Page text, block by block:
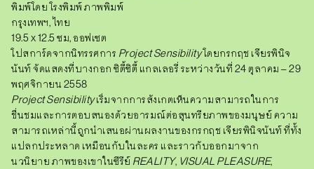
พิมพ์โดย โรงพิมพ์ ภาพพิมพ์
กรุงเทพฯ, ไทย
19.5 x 12.5 ซม, ออฟเซต
โปสการ์ดจากนิทรรศการ Project Sensibilityโดยกรกฤช เจียรพินิจ
นันท์ จัดแสดงที่บางกอก ซิตี้ซิตี้ แกลเลอรี่ ระหว่างวันที่ 24 ตุลาคม – 29
พฤศจิกายน 2558
Project Sensibilityเริ่มจากการสังเกตเห็นความสามารถในการ
ชื่นชมและการตอบสนองด้วยอารมณ์ต่อสุนทรียภาพของมนุษย์ ความ
สามารถเหล่านี้ถูกนำเสนอผ่านผลงานของกรกฤช เจียรพินิจนันท์ ที่ทั้ง
แปลกประหลาด เหมือนกับในละคร และราวกับออกมาจาก
นวนิยาย ภาพของเขาในซีรีย์ REALITY, VISUAL PLEASURE,